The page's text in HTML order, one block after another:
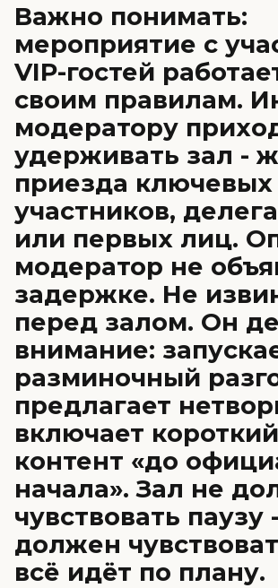
Важно понимать:
мероприятие с
VIP-гостей
своим правилам.
модератору
удерживать зал -
приезда ключевых
участников,
или первых лиц.
модератор не
задержке. Не
перед залом. Он
внимание:
разминочный
предлагает
включает короткий
контент «до
начала». Зал не
чувствовать паузу
должен
всё идёт по плану.